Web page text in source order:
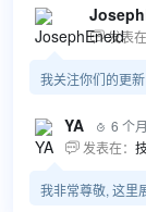
 发表在
我关注你们的更
YA  6 个
 发表在： 技术教
我非常尊敬, 这里